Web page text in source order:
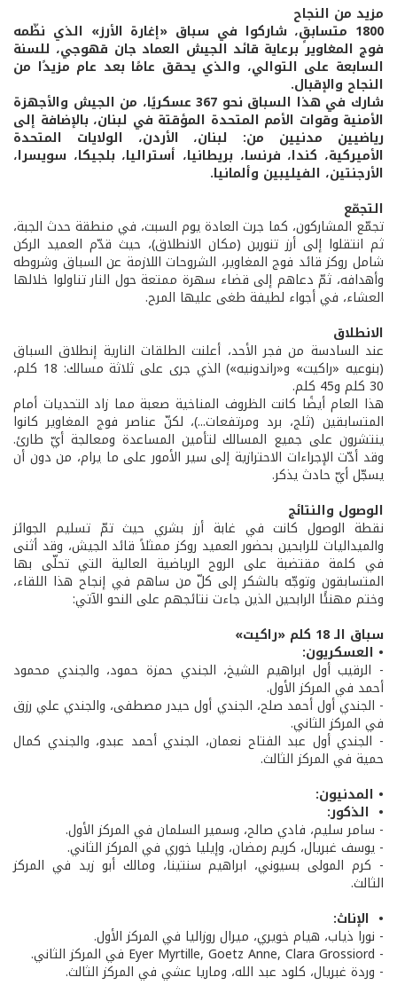
مزيد من النجاح
1800 متسابقٍ، شاركوا في سباق «إغارة الأرز» الذي نظّمه
فوج المغاوير برعاية قائد الجيش العماد جان قهوجي، للسنة
السابعة على التوالي، والذي يحقق عامًا بعد عام مزيدًا من
النجاح والإقبال.
شارك في هذا السباق نحو 367 عسكريًا، من الجيش والأجهزة
الأمنية وقوات الأمم المتحدة المؤقتة في لبنان، بالإضافة إلى
رياضيين مدنيين من: لبنان، الأردن، الولايات المتحدة
الأميركية، كندا، فرنسا، بريطانيا، أستراليا، بلجيكا، سويسرا،
الأرجنتين، الفيليبين وألمانيا.
التجمّع
تجمّع المشاركون، كما جرت العادة يوم السبت، في منطقة حدث الجبة،
ثم انتقلوا إلى أرز تنورين (مكان الانطلاق)، حيث قدّم العميد الركن
شامل روكز قائد فوج المغاوير، الشروحات اللازمة عن السباق وشروطه
وأهدافه، ثمّ دعاهم إلى قضاء سهرة ممتعة حول النار تناولوا خلالها
العشاء، في أجواء لطيفة طغى عليها المرح.
الانطلاق
عند السادسة من فجر الأحد، أعلنت الطلقات النارية إنطلاق السباق
(بنوعيه «راكيت» و«راندونيه») الذي جرى على ثلاثة مسالك: 18 كلم،
30 كلم و45 كلم.
هذا العام أيضًا كانت الظروف المناخية صعبة مما زاد التحديات أمام
المتسابقين (ثلج، برد ومرتفعات...)، لكنّ عناصر فوج المغاوير كانوا
ينتشرون على جميع المسالك لتأمين المساعدة ومعالجة أيّ طارئ.
وقد أدّت الإجراءات الاحترازية إلى سير الأمور على ما يرام، من دون أن
يسجّل أيّ حادث يذكر.
الوصول والنتائج
نقطة الوصول كانت في غابة أرز بشري حيث تمّ تسليم الجوائز
والميداليات للرابحين بحضور العميد روكز ممثلاً قائد الجيش، وقد أثنى
في كلمة مقتضبة على الروح الرياضية العالية التي تحلّى بها
المتسابقون وتوجّه بالشكر إلى كلّ من ساهم في إنجاح هذا اللقاء،
وختم مهنئًا الرابحين الذين جاءت نتائجهم على النحو الآتي:
سباق الـ 18 كلم «راكيت»
• العسكريون:
- الرقيب أول ابراهيم الشيخ، الجندي حمزة حمود، والجندي محمود
أحمد في المركز الأول.
- الجندي أول أحمد صلح، الجندي أول حيدر مصطفى، والجندي علي رزق
في المركز الثاني.
- الجندي أول عبد الفتاح نعمان، الجندي أحمد عبدو، والجندي كمال
حمية في المركز الثالث.
• المدنيون:
• الذكور:
- سامر سليم، فادي صالح، وسمير السلمان في المركز الأول.
- يوسف غبريال، كريم رمضان، وإيليا خوري في المركز الثاني.
- كرم المولى بسيوني، ابراهيم سنتينا، ومالك أبو زيد في المركز
الثالث.
• الإناث:
- نورا ذياب، هيام خويري، ميرال روزاليا في المركز الأول.
- Eyer Myrtille, Goetz Anne, Clara Grossiord في المركز الثاني.
- وردة غبريال، كلود عبد الله، وماريا عشي في المركز الثالث.